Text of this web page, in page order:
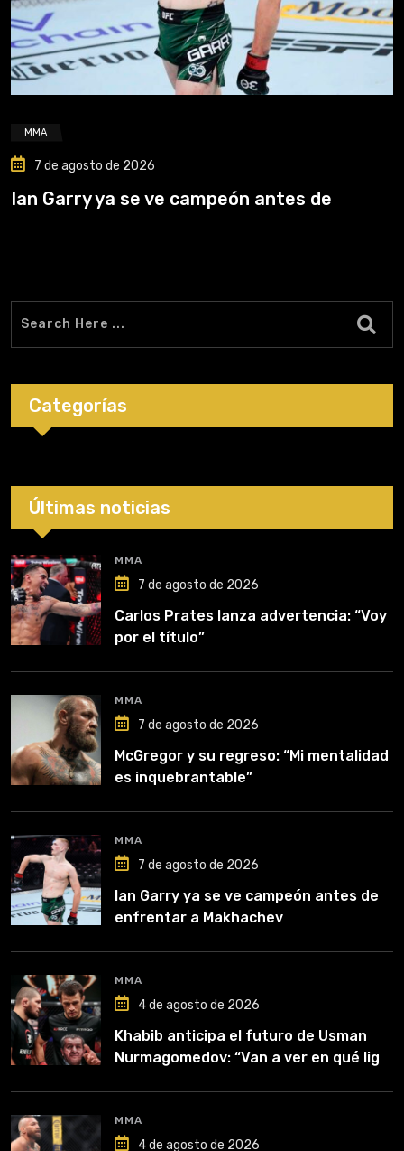
MMA
7 de agosto de 2026
Ian Garry ya se ve campeón antes de
Categorías
Últimas noticias
MMA
7 de agosto de 2026
Carlos Prates lanza advertencia: “Voy
por el título”
MMA
7 de agosto de 2026
McGregor y su regreso: “Mi mentalidad
es inquebrantable”
MMA
7 de agosto de 2026
Ian Garry ya se ve campeón antes de
enfrentar a Makhachev
MMA
4 de agosto de 2026
Khabib anticipa el futuro de Usman
Nurmagomedov: “Van a ver en qué liga
MMA
4 de agosto de 2026